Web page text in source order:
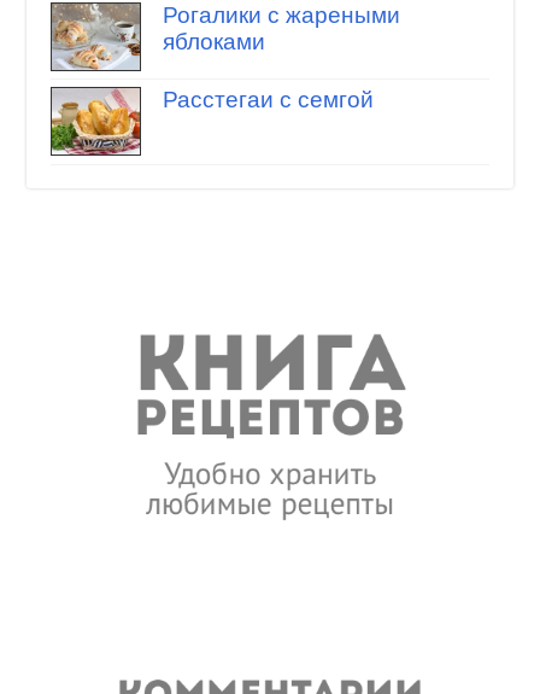
Рогалики с жареными
яблоками
Расстегаи с семгой